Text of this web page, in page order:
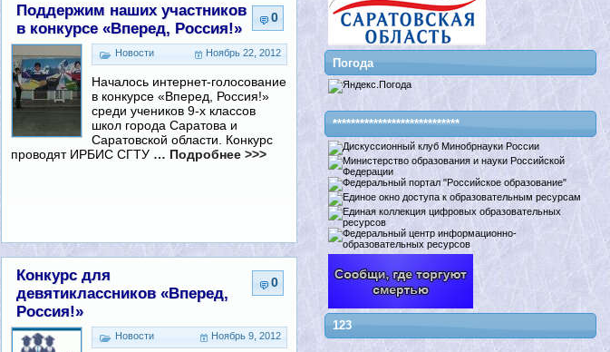
0
Поддержим наших участников
в конкурсе «Вперед, Россия!»
Ноябрь 22, 2012
Новости
Началось интернет-голосование
в конкурсе «Вперед, Россия!»
среди учеников 9-х классов
школ города Саратова и
Саратовской области. Конкурс
проводят ИРБИС СГТУ … Подробнее >>>
0
Конкурс для
девятиклассников «Вперед,
Россия!»
Ноябрь 9, 2012
Новости
Погода
****************************
123